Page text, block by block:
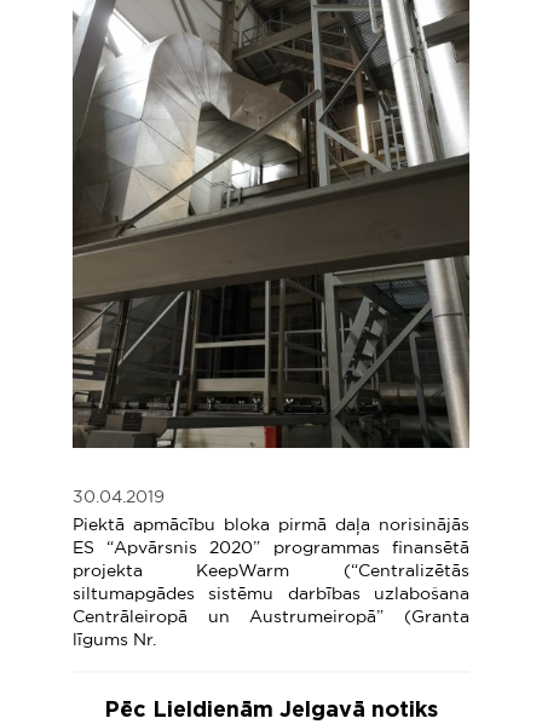
30.04.2019
Piektā apmācību bloka pirmā daļa norisinājās
ES “Apvārsnis 2020” programmas finansētā
projekta KeepWarm (“Centralizētās
siltumapgādes sistēmu darbības uzlabošana
Centrāleiropā un Austrumeiropā” (Granta
līgums Nr.
Pēc Lieldienām Jelgavā notiks